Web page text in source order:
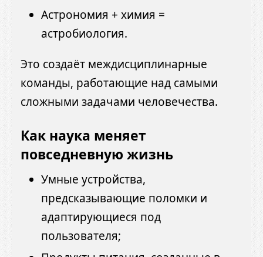
Астрономия + химия =
астробиология.
Это создаёт междисциплинарные
команды, работающие над самыми
сложными задачами человечества.
Как наука меняет
повседневную жизнь
Умные устройства,
предсказывающие поломки и
адаптирующиеся под
пользователя;